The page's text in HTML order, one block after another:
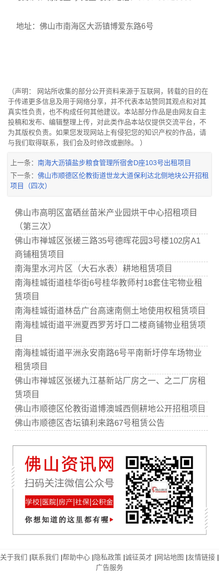
地址：佛山市南海区大沥镇博爱东路6号
（声明： 网站所收集的部分公开资料来源于互联网，转载的目的在
于传递更多信息及用于网络分享，并不代表本站赞同其观点和对其
真实性负责，也不构成任何其他建议。本站部分作品是由网友自主
投稿和发布、编辑整理上传，对此类作品本站仅提供交流平台，不
为其版权负责。如果您发现网站上有侵犯您的知识产权的作品，请
与我们取得联系，我们会及时修改或删除。 ）
上一条： 南海大沥镇盐步粮食管理所宿舍D座103号出租项目
下一条： 佛山市顺德区伦教街道世龙大道保利达北侧地块公开招租
项目（四次）
佛山市高明区富硒丝苗米产业园烘干中心招租项目
（第三次）
佛山市禅城区张槎三路35号德晖花园3号楼102房A1
商铺租赁项目
南海里水河片区（大石水表）耕地租赁项目
南海桂城街道桂华街6号桂华教师村18套住宅物业租
赁项目
南海桂城街道林岳广台高速南侧土地使用权租赁项目
南海桂城街道平洲夏西罗芳圩口二楼商铺物业租赁项
目
南海桂城街道平洲永安南路6号平南新圩停车场物业
租赁项目
佛山市禅城区张槎九江基新站厂房之一、之二厂房租
赁项目
佛山市顺德区伦教街道博澳城西侧耕地公开招租项目
佛山市顺德区杏坛镇利来路67号租赁公告
关于我们 |联系我们 |帮助中心 |隐私政策 |诚征英才 |网站地图 |友情链接 |
广告服务